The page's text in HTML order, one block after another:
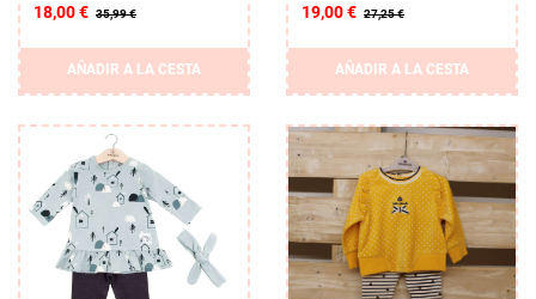
18,00 € 35,99 €
AÑADIR A LA CESTA
19,00 € 27,25 €
AÑADIR A LA CESTA